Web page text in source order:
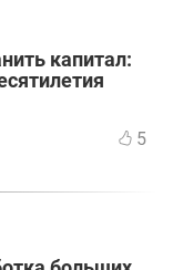
капитал:
5